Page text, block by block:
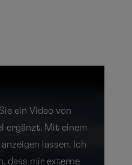
ein Video von
ergänzt. Mit einem
lassen. Ich
dass mir externe